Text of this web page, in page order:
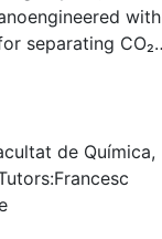
with
separating CO₂
performing
Cl, and Br). The
simulations using
the Perdew–
functional,
de Química,